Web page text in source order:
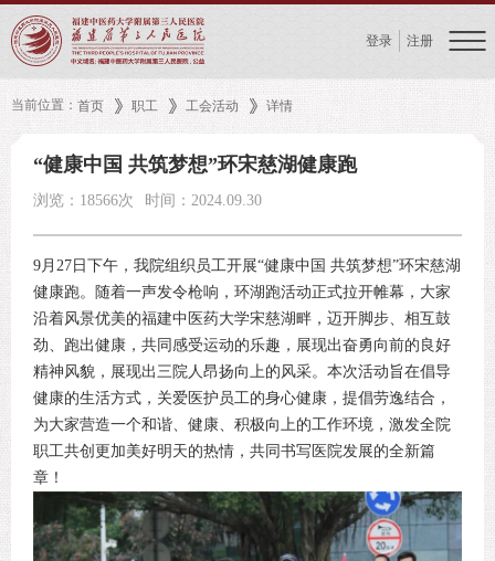
登录 注册
当前位置： 首页 职工 工会活动 详情
“健康中国 共筑梦想”环宋慈湖健康跑
浏览：18566次 时间：2024.09.30
9月27日下午，我院组织员工开展“健康中国 共筑梦想”环宋慈湖
健康跑。随着一声发令枪响，环湖跑活动正式拉开帷幕，大家
沿着风景优美的福建中医药大学宋慈湖畔，迈开脚步、相互鼓
劲、跑出健康，共同感受运动的乐趣，展现出奋勇向前的良好
精神风貌，展现出三院人昂扬向上的风采。本次活动旨在倡导
健康的生活方式，关爱医护员工的身心健康，提倡劳逸结合，
为大家营造一个和谐、健康、积极向上的工作环境，激发全院
职工共创更加美好明天的热情，共同书写医院发展的全新篇
章！